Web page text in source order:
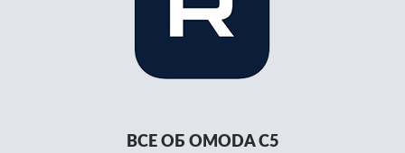
ВСЕ ОБ OMODA C5